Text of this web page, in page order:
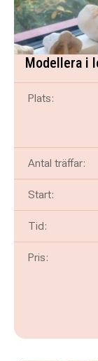
Modellera i
Plats:
Antal träffar:
Start:
Tid:
Pris: